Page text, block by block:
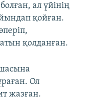
ал үйінің
қойған.
қолданған.
Ол
жазған.